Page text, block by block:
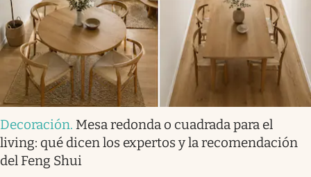
Decoración. Mesa redonda o cuadrada para el
living: qué dicen los expertos y la recomendación
del Feng Shui